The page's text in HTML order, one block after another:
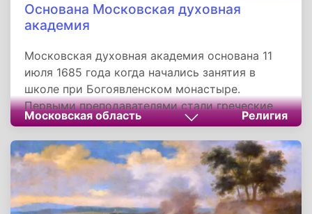
Основана Московская духовная
академия
Московская духовная академия основана 11
июля 1685 года когда начались занятия в
школе при Богоявленском монастыре.
Первыми преподавателями стали греческие
монахи, ученые-богословы - братья
Иоанникий и Софроний Лихуды, которые
прибыли в Россию по приглашению
Московского Патриарха Иоакима и по
рекомендации Иерусалимского Патриарха
Досифея. Школа братьев Лихудов явилась
Московская область Религия